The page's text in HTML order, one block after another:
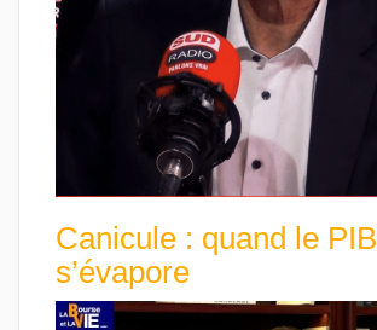
Canicule : quand le PIB
s’évapore